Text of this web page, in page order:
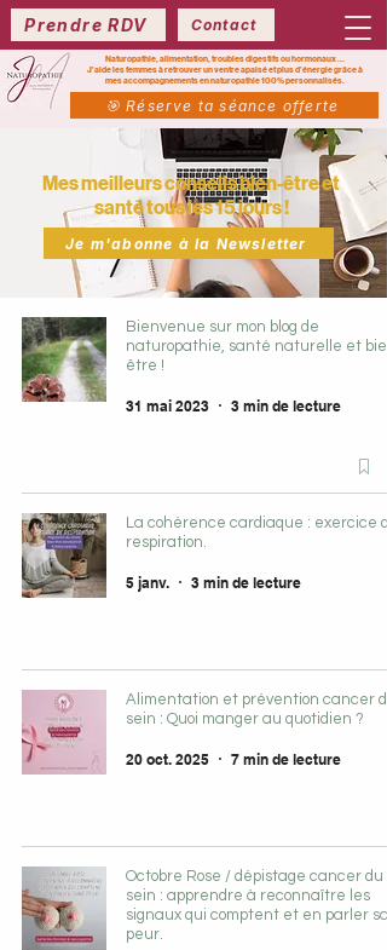
Prendre RDV Contact
Naturopathie, alimentation, troubles digestifs ou hormonaux ...
J’aide les femmes à retrouver un ventre apaisé et plus d’énergie grâce à
mesaccompagnements en naturopathie 100% personnalisés.
🎯 Réserve ta séance offerte
Mes meilleurs conseils bien-être et
santé tous les 15 jours !
Je m'abonne à la Newsletter
Bienvenue sur mon blog de
naturopathie, santé naturelle et
être !
31 mai 2023 3 min de lecture
La cohérence cardiaque : exercice
respiration.
5 janv. 3 min de lecture
Alimentation et prévention cancer du
sein : Quoi manger au quotidien ?
20 oct. 2025 7 min de lecture
Octobre Rose / dépistage cancer du
sein : apprendre à reconnaître les
signaux qui comptent et en parler
peur.